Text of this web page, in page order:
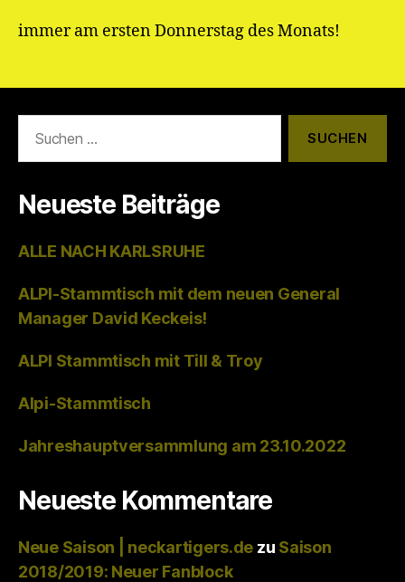
immer am ersten Donnerstag des Monats!
nach:
Neueste Beiträge
ALLE NACH KARLSRUHE
ALPI-Stammtisch mit dem neuen General
Manager David Keckeis!
ALPI Stammtisch mit Till & Troy
Alpi-Stammtisch
Jahreshauptversammlung am 23.10.2022
Neueste Kommentare
Neue Saison | neckartigers.de zu Saison
2018/2019: Neuer Fanblock